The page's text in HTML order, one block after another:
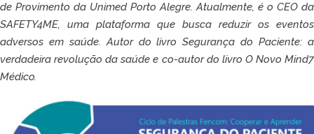
de Provimento da Unimed Porto Alegre. Atualmente, é o CEO da
SAFETY4ME, uma plataforma que busca reduzir os eventos
adversos em saúde. Autor do livro Segurança do Paciente: a
verdadeira revolução da saúde e co-autor do livro O Novo Mind7
Médico.